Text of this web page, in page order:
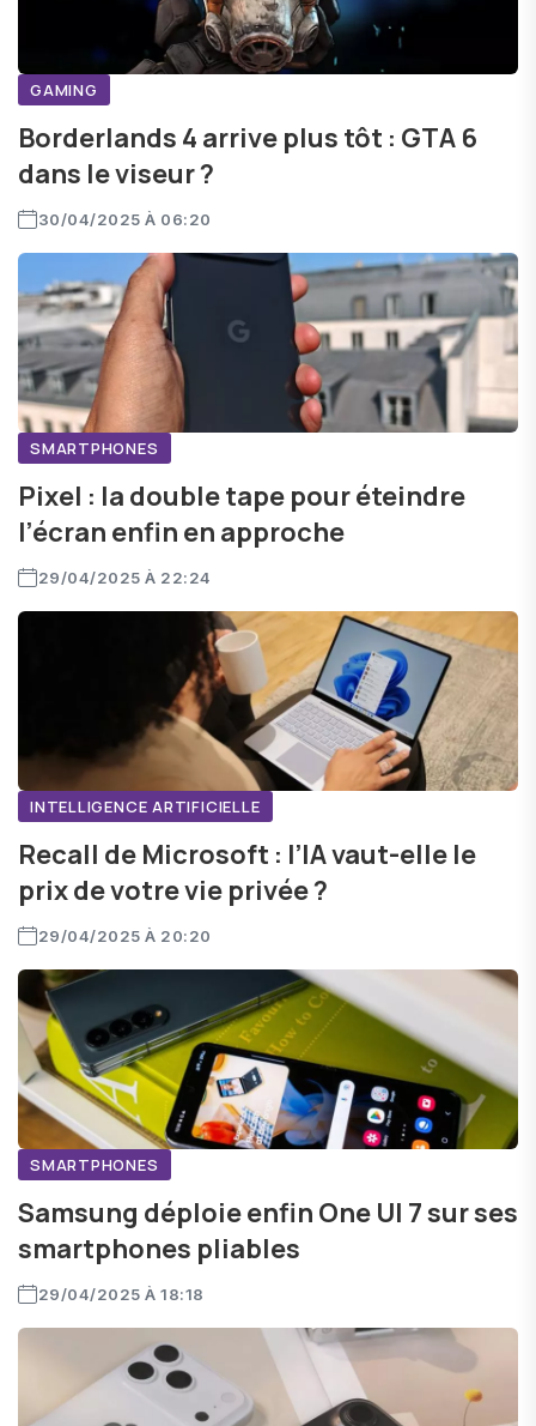
GAMING
Borderlands 4 arrive plus tôt : GTA 6
dans le viseur ?
30/04/2025 À 06:20
SMARTPHONES
Pixel : la double tape pour éteindre
l’écran enfin en approche
29/04/2025 À 22:24
INTELLIGENCE ARTIFICIELLE
Recall de Microsoft : l’IA vaut-elle le
prix de votre vie privée ?
29/04/2025 À 20:20
SMARTPHONES
Samsung déploie enfin One UI 7 sur ses
smartphones pliables
29/04/2025 À 18:18